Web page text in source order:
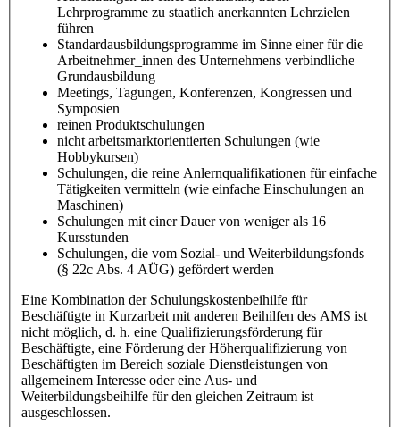
Lehrprogramme zu staatlich anerkannten Lehrzielen
führen
Standardausbildungsprogramme im Sinne einer für die
Arbeitnehmer_innen des Unternehmens verbindliche
Grundausbildung
Meetings, Tagungen, Konferenzen, Kongressen und
Symposien
reinen Produktschulungen
nicht arbeitsmarktorientierten Schulungen (wie
Hobbykursen)
Schulungen, die reine Anlernqualifikationen für einfache
Tätigkeiten vermitteln (wie einfache Einschulungen an
Maschinen)
Schulungen mit einer Dauer von weniger als 16
Kursstunden
Schulungen, die vom Sozial- und Weiterbildungsfonds
(§ 22c Abs. 4 AÜG) gefördert werden
Eine Kombination der Schulungskostenbeihilfe für
Beschäftigte in Kurzarbeit mit anderen Beihilfen des AMS ist
nicht möglich, d. h. eine Qualifizierungsförderung für
Beschäftigte, eine Förderung der Höherqualifizierung von
Beschäftigten im Bereich soziale Dienstleistungen von
allgemeinem Interesse oder eine Aus- und
Weiterbildungsbeihilfe für den gleichen Zeitraum ist
ausgeschlossen.